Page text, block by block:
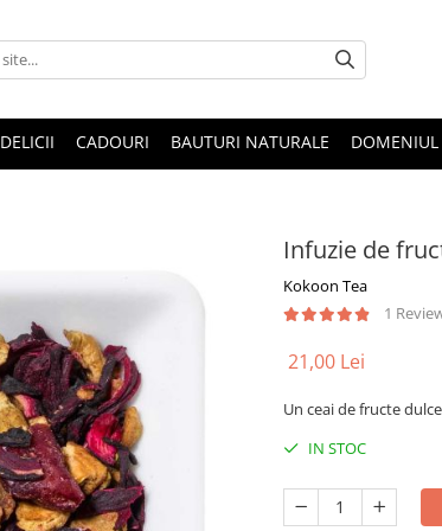
DELICII CADOURI BAUTURI NATURALE
Infuzie de
Kokoon Tea
1
21,00 Lei
Un ceai de fructe
IN STOC